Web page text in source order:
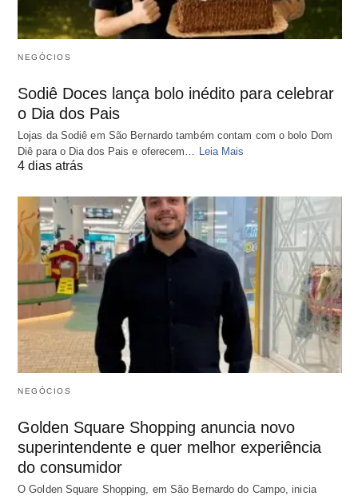
NEGÓCIOS
Sodiê Doces lança bolo inédito para celebrar
o Dia dos Pais
Lojas da Sodiê em São Bernardo também contam com o bolo Dom
Diê para o Dia dos Pais e oferecem… Leia Mais
4 dias atrás
NEGÓCIOS
Golden Square Shopping anuncia novo
superintendente e quer melhor experiência
do consumidor
O Golden Square Shopping, em São Bernardo do Campo, inicia